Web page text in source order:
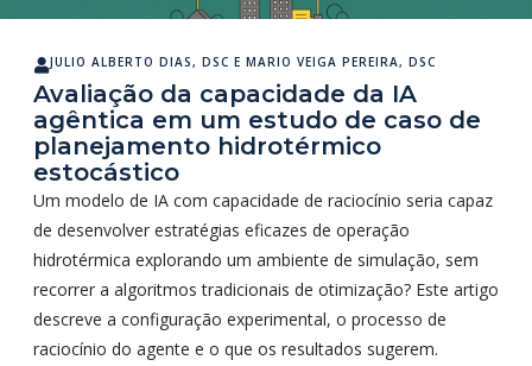
JULIO ALBERTO DIAS, DSC E MARIO VEIGA PEREIRA, DSC
Avaliação da capacidade da IA
agêntica em um estudo de caso de
planejamento hidrotérmico
estocástico
Um modelo de IA com capacidade de raciocínio seria capaz
de desenvolver estratégias eficazes de operação
hidrotérmica explorando um ambiente de simulação, sem
recorrer a algoritmos tradicionais de otimização? Este artigo
descreve a configuração experimental, o processo de
raciocínio do agente e o que os resultados sugerem.